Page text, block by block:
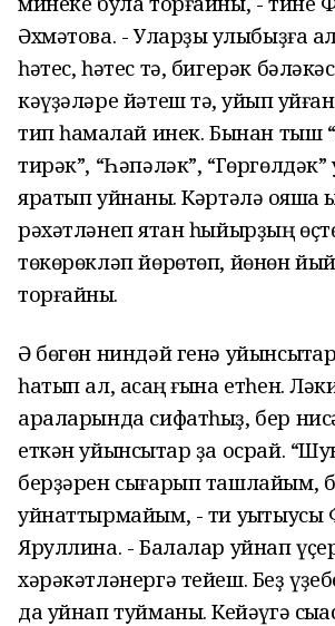
Әхмәтова. - Уларҙы ҡулыбыҙға
һәтес, һәтес тә, бигерәк
кәүҙәләре йәтеш тә, ҡуйып
тип һамаҡлай инек. Бынан тыш
тирәк”, “Һәпәләк”,
яратып уйнаныҡ.Кәртәлә ҡояшҡа
рәхәтләнеп ятҡан һыйырҙың
төкөрөкләпйөрөтөп, йөнөн
торғайныҡ.
Ә бөгөн ниндәй генә уйынсыҡтар
һатып ал, аҡсаң ғына етһен.
араларында сифатһыҙ, бер
еткәнуйынсыҡтар ҙа осрай.
берҙәренсығарып ташлайым,
уйнаттырмайым, - ти уҡытыусы
Яруллина. - Балалар уйнап үҫ
хәрәкәтләнергә тейеш. Беҙ
да уйнап туйманыҡ. Кейәүгә